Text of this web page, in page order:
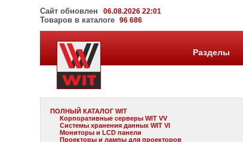
Сайт обновлен 06.08.2026 22:01
Товаров в каталоге96 686
Разделы
ПОЛНЫЙ КАТАЛОГ WIT
Корпоративные серверы WIT VV
Системы хранения данных WIT VI
Мониторы и LCD панели
Проекторы и лампы для проекторов